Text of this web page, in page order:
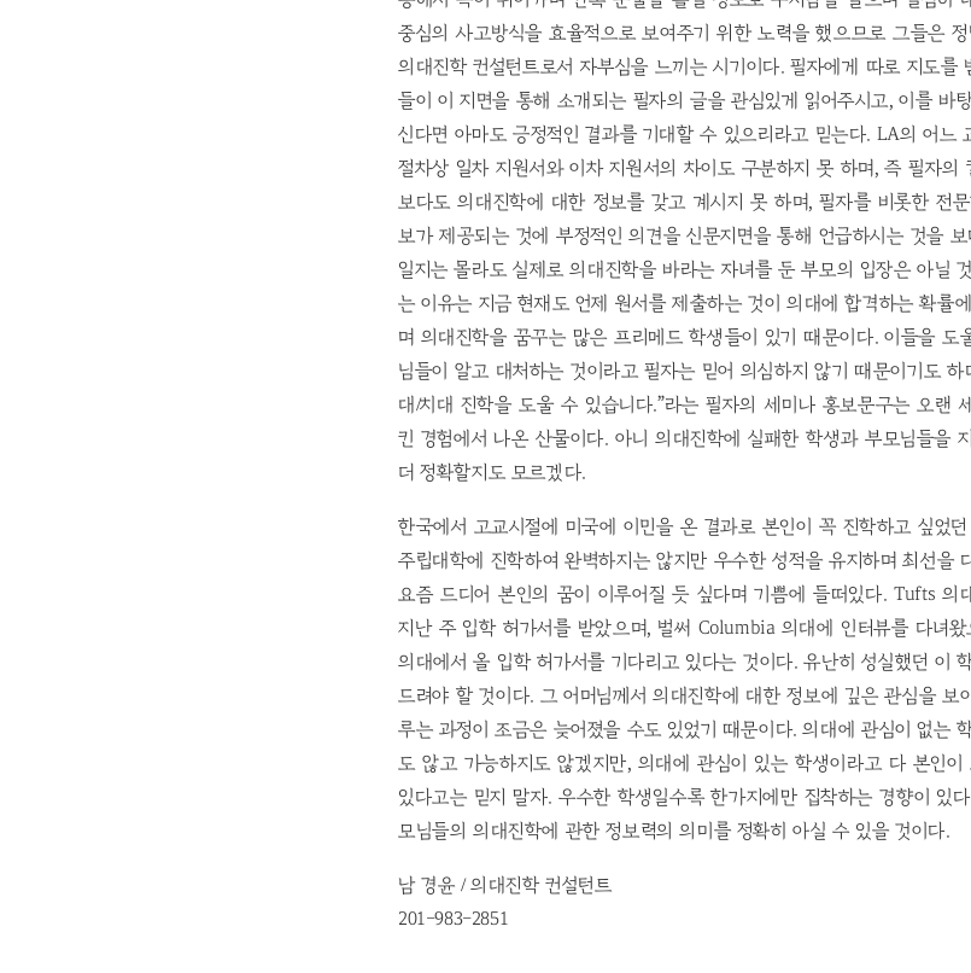
중심의 사고방식을 효율적으로 보여주기 위한 노력을 했으므로 그들은
의대진학 컨설턴트로서 자부심을 느끼는 시기이다. 필자에게 따로 지도를
들이 이 지면을 통해 소개되는 필자의 글을 관심있게 읽어주시고, 이를 바
신다면 아마도 긍정적인 결과를 기대할 수 있으리라고 믿는다. LA의 어느
절차상 일차 지원서와 이차 지원서의 차이도 구분하지 못 하며, 즉 필자의
보다도 의대진학에 대한 정보를 갖고 계시지 못 하며, 필자를 비롯한 전
보가 제공되는 것에 부정적인 의견을 신문지면을 통해 언급하시는 것을
일지는 몰라도 실제로 의대진학을 바라는 자녀를 둔 부모의 입장은 아닐
는 이유는 지금 현재도 언제 원서를 제출하는 것이 의대에 합격하는 확률
며 의대진학을 꿈꾸는 많은 프리메드 학생들이 있기 때문이다. 이들을 도
님들이 알고 대처하는 것이라고 필자는 믿어 의심하지 않기 때문이기도 하
대/치대 진학을 도울 수 있습니다.”라는 필자의 세미나 홍보문구는 오랜
킨 경험에서 나온 산물이다. 아니 의대진학에 실패한 학생과 부모님들을
더 정확할지도 모르겠다.
한국에서 고교시절에 미국에 이민을 온 결과로 본인이 꼭 진학하고 싶었
주립대학에 진학하여 완벽하지는 않지만 우수한 성적을 유지하며 최선을
요즘 드디어 본인의 꿈이 이루어질 듯 싶다며 기쁨에 들떠있다. Tufts 의
지난 주 입학 허가서를 받았으며, 벌써 Columbia 의대에 인터뷰를 다녀
의대에서 올 입학 허가서를 기다리고 있다는 것이다. 유난히 성실했던 이
드려야 할 것이다. 그 어머님께서 의대진학에 대한 정보에 깊은 관심을 보
루는 과정이 조금은 늦어졌을 수도 있었기 때문이다. 의대에 관심이 없는
도 않고 가능하지도 않겠지만, 의대에 관심이 있는 학생이라고 다 본인
있다고는 믿지 말자. 우수한 학생일수록 한가지에만 집착하는 경향이 있
모님들의 의대진학에 관한 정보력의 의미를 정확히 아실 수 있을 것이다.
남 경윤 / 의대진학 컨설턴트
201-983-2851